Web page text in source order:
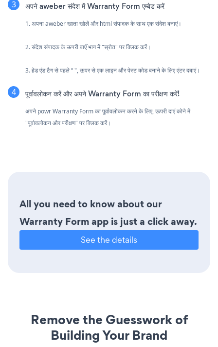
अपने aweber संदेश में Warranty Form एम्बेड करें
1. अपना aweber खाता खोलें और html संपादक के साथ एक संदेश बनाएं।
2. संदेश संपादक के ऊपरी बाएँ भाग में "स्रोत" पर क्लिक करें।
3. हेड एंड टैग से पहले “ ", ऊपर से एक लाइन और पेस्ट कोड बनाने के लिए एंटर दबाएं।
पूर्वावलोकन करें और अपने Warranty Form का परीक्षण करें!
अपने powr Warranty Form का पूर्वावलोकन करने के लिए, ऊपरी दाएं कोने में
"पूर्वावलोकन और परीक्षण" पर क्लिक करें।
All you need to know about our
Warranty Form app is just a click away.
See the details
Remove the Guesswork of
Building Your Brand